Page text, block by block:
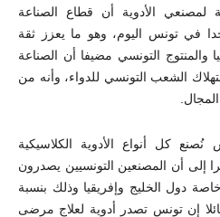
لمصنعي الأدوية أن قطاع الصناعة
في تونس اليوم، وهو ما يعزز ثقة
والمنتوج التونسي مضيفا أن الصناعة
من استهلاك الشعب التونسي للدواء، وأنه من
كل أنواع الأدوية الكلاسيكية
إلى أن المصنعين التونسيين يصدرون
دول الخليج وإفريقيا وذلك بنسبة
قائلا إن تونس تصدر أدوية لعلاج مرضى